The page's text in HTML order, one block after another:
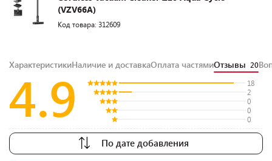
(VZV66A)
Код товара: 312609
ХарактеристикиНаличие и доставкаОплата частямиОтзывы 20
4.9
18
2
0
0
0
По дате добавления